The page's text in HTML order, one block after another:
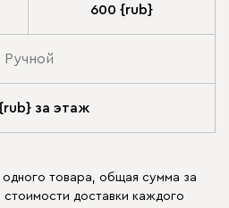
600 {rub}
Ручной
за этаж
товара, общая сумма за
стоимости доставки каждого